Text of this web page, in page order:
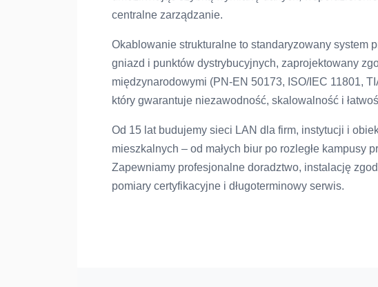
centralne zarządzanie.
Okablowanie strukturalne to standaryzowany system
gniazd i punktów dystrybucyjnych, zaprojektowany
międzynarodowymi (PN-EN 50173, ISO/IEC 11801,
który gwarantuje niezawodność, skalowalność i
Od 15 lat budujemy sieci LAN dla firm, instytucji i
mieszkalnych – od małych biur po rozległe kampusy
Zapewniamy profesjonalne doradztwo, instalację
pomiary certyfikacyjne i długoterminowy serwis.